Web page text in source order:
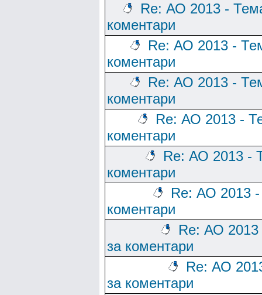
Re: АО 2013 -
коментари
Re: АО 2013 -
коментари
Re: АО 2013 -
коментари
Re: АО 2013 -
коментари
Re: АО 2013 -
коментари
Re: АО 2013
коментари
Re: АО
за коментари
Re: АО
за коментари